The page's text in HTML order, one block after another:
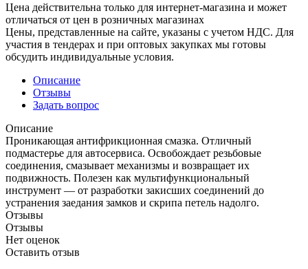
Цена действительна только для интернет-магазина и может
отличаться от цен в розничных магазинах
Цены, представленные на сайте, указаны с учетом НДС. Для
участия в тендерах и при оптовых закупках мы готовы
обсудить индивидуальные условия.
Описание
Отзывы
Задать вопрос
Описание
Проникающая антифрикционная смазка. Отличный
подмастерье для автосервиса. Освобождает резьбовые
соединения, смазывает механизмы и возвращает их
подвижность. Полезен как мультифункциональный
инструмент — от разработки закисших соединений до
устранения заедания замков и скрипа петель надолго.
Отзывы
Отзывы
Нет оценок
Оставить отзыв